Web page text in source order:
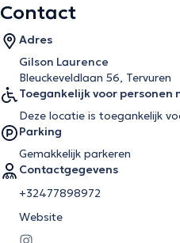
Contact
Adres
Gilson Laurence
Bleuckeveldlaan 56, Tervuren
Toegankelijk voor
Deze locatie is toegankelijk
Parking
Gemakkelijk parkeren
Contactgegevens
+32477898972
Website